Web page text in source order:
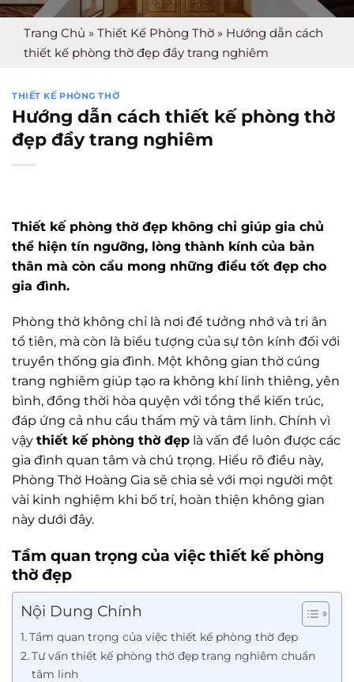
Trang Chủ » Thiết Kế Phòng Thờ » Hướng dẫn cách
thiết kế phòng thờ đẹp đầy trang nghiêm
THIẾT KẾ PHÒNG THỜ
Hướng dẫn cách thiết kế phòng thờ
đẹp đầy trang nghiêm
Thiết kế phòng thờ đẹp không chỉ giúp gia chủ
thể hiện tín ngưỡng, lòng thành kính của bản
thân mà còn cầu mong những điều tốt đẹp cho
gia đình.
Phòng thờ không chỉ là nơi để tưởng nhớ và tri ân
tổ tiên, mà còn là biểu tượng của sự tôn kính đối với
truyền thống gia đình. Một không gian thờ cúng
trang nghiêm giúp tạo ra không khí linh thiêng, yên
bình, đồng thời hòa quyện với tổng thể kiến trúc,
đáp ứng cả nhu cầu thẩm mỹ và tâm linh. Chính vì
vậy thiết kế phòng thờ đẹp là vấn đề luôn được các
gia đình quan tâm và chú trọng. Hiểu rõ điều này,
Phòng Thờ Hoàng Gia sẽ chia sẻ với mọi người một
vài kinh nghiệm khi bố trí, hoàn thiện không gian
này dưới đây.
Tầm quan trọng của việc thiết kế phòng
thờ đẹp
Nội Dung Chính
Tầm quan trọng của việc thiết kế phòng thờ đẹp
Tư vấn thiết kế phòng thờ đẹp trang nghiêm chuẩn
tâm linh